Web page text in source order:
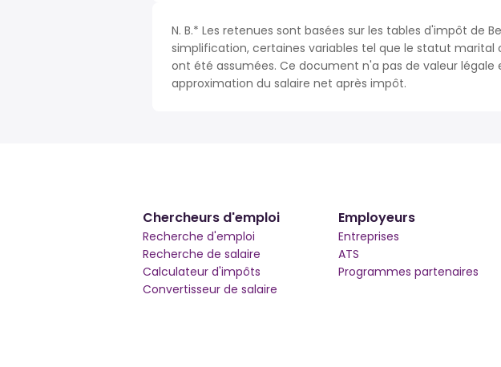
N. B.* Les retenues sont basées sur les tables d'impôt de
simplification, certaines variables tel que le statut
ont été assumées. Ce document n'a pas de valeur
approximation du salaire net après impôt.
Chercheurs d'emploi
Recherche d'emploi
Recherche de salaire
Calculateur d'impôts
Convertisseur de salaire
Employeurs
Entreprises
ATS
Programmes partenaires